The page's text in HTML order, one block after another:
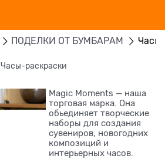
ПОДЕЛКИ ОТ БУМБАРАМ
Часы-раскраски
Magic Moments — наша
торговая марка. Она
обьединяет творческие
наборы для создания
сувениров, новогодних
композиций и
интерьерных часов.